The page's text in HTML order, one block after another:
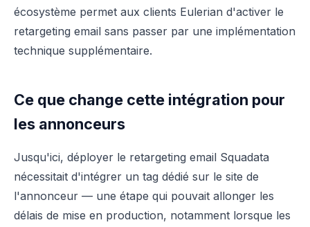
écosystème permet aux clients Eulerian d'activer le
retargeting email sans passer par une implémentation
technique supplémentaire.
Ce que change cette intégration pour
les annonceurs
Jusqu'ici, déployer le retargeting email Squadata
nécessitait d'intégrer un tag dédié sur le site de
l'annonceur — une étape qui pouvait allonger les
délais de mise en production, notamment lorsque les